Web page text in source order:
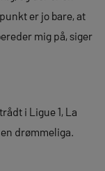
er jo bare, at
mig på, siger
i Ligue 1, La
drømmeliga.